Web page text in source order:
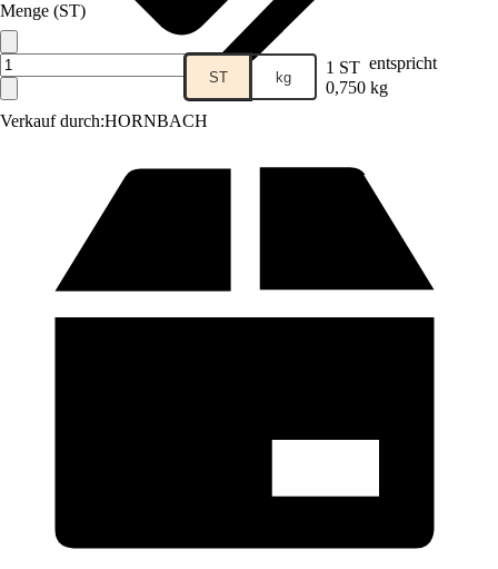
Verkauf durch:HORNBACH
Menge (ST)
ST kg 1 ST entspricht
0,750 kg